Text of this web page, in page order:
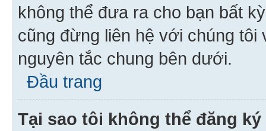
không thể đưa ra cho bạn bất
cũng đừng liên hệ với chúng
nguyên tắc chung bên dưới.
Đầu trang
Tại sao tôi không thể đăng